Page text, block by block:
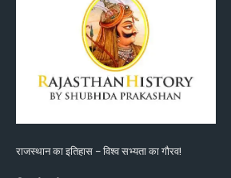
राजस्थान का इतिहास – विश्व सभ्यता का गौरव!